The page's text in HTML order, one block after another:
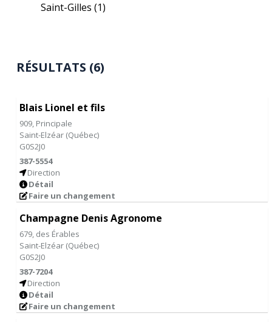
Saint-Gilles(1)
RÉSULTATS (6)
Blais Lionel et fils
909, Principale
Saint-Elzéar (Québec)
G0S2J0
387-5554
Direction
Détail
Faire un changement
Champagne Denis Agronome
679, des Érables
Saint-Elzéar (Québec)
G0S2J0
387-7204
Direction
Détail
Faire un changement